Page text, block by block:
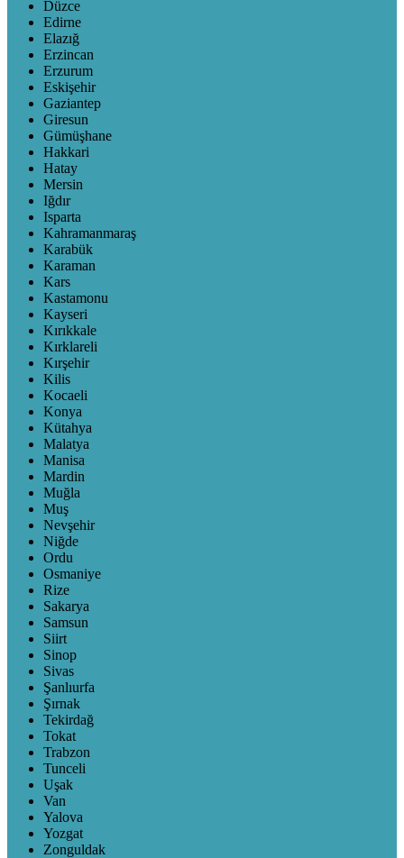
Düzce
Edirne
Elazığ
Erzincan
Erzurum
Eskişehir
Gaziantep
Giresun
Gümüşhane
Hakkari
Hatay
Mersin
Iğdır
Isparta
Kahramanmaraş
Karabük
Karaman
Kars
Kastamonu
Kayseri
Kırıkkale
Kırklareli
Kırşehir
Kilis
Kocaeli
Konya
Kütahya
Malatya
Manisa
Mardin
Muğla
Muş
Nevşehir
Niğde
Ordu
Osmaniye
Rize
Sakarya
Samsun
Siirt
Sinop
Sivas
Şanlıurfa
Şırnak
Tekirdağ
Tokat
Trabzon
Tunceli
Uşak
Van
Yalova
Yozgat
Zonguldak